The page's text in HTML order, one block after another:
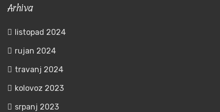
Arhiva
listopad 2024
rujan 2024
travanj 2024
kolovoz 2023
srpanj 2023